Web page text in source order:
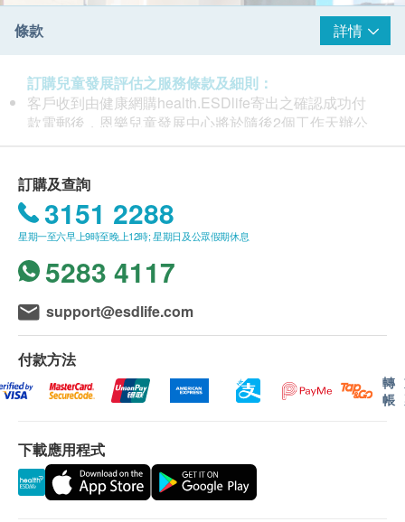
恩樂兒童發展中心以「以人為本」的服務理念，透過專
我們以職業治療為主，配合寓遊戲於學習的方式，按著
兒童的能力及發展需要制訂個人或小組訓練，包括訓練
大小肌肉及視覺感知應用等，目的為增强他們的自理、
社交及學習等方面的能力，讓兒童能掌握成長階段所需
除學童訓練外，本中心亦提供家長培訓，幫助家長掌握
相關的知識和技巧，促進子女全面發展。
條款 詳情
訂購兒童發展評估之服務條款及細則：
客戶收到由健康網購health.ESDlife寄出之確認成功付
款電郵後，恩樂兒童發展中心將於隨後2個工作天辦公
認身份。
此評估服務有效期為兩個月，客戶必須於兩個月 (由確
認付款日期起計) 接受有關評估服務，客戶需提前預約
相關評估服務，逾期作廢。
訂購一經確認，不設退款。
此優惠不可兌換現金或與其他優惠、折扣劵及現金劵同
時使用。
進行評估後，一般情況下，可於7至10個工作天內發出
評估報告。
所有評估服務並非作為醫務診斷或治療用途。
優惠只適用於本中心之評估服務，不包括治療及小組服
務。
完成評估後兒童可能需要進行輪候方可接受治療或訓
練。
每位兒童限使用本優惠一次，不可重複使用。
如有爭議，健康網購health.ESDlife及恩樂兒童發展中
訂購及查詢
3151 2288
星期一至六早上9時至晚上12時; 星期日及公眾假期休息
5283 4117
support@esdlife.com
付款方法
轉
帳
下載應用程式